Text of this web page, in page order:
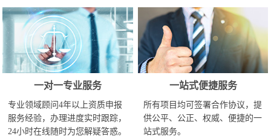
一对一专业服务
专业领域顾问4年以上资质申报
服务经验，办理进度实时跟踪，
24小时在线随时为您解疑答惑。
一站式便捷服务
所有项目均可签署合作协议，提
供公平、公正、权威、便捷的一
站式服务。